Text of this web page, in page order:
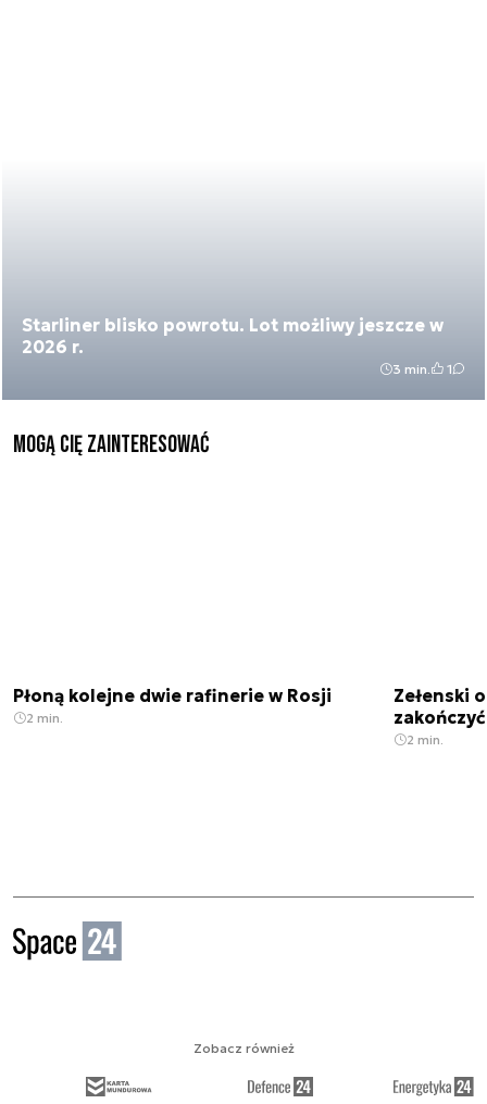
Starliner blisko powrotu. Lot możliwy jeszcze w
2026 r.
3 min. 1
Mogą Cię zainteresować
Płoną kolejne dwie rafinerie w Rosji
2 min.
Zełenski
2 min.
Zobacz również